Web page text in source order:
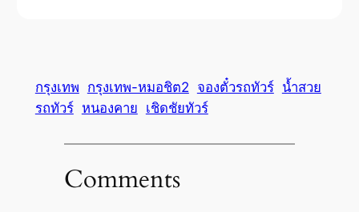
กรุงเทพ กรุงเทพ-หมอชิต2 จองตั๋วรถทัวร์ น้ำสวย
รถทัวร์ หนองคาย เชิดชัยทัวร์
Comments